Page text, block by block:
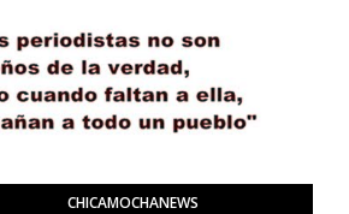
CHICAMOCHANEWS